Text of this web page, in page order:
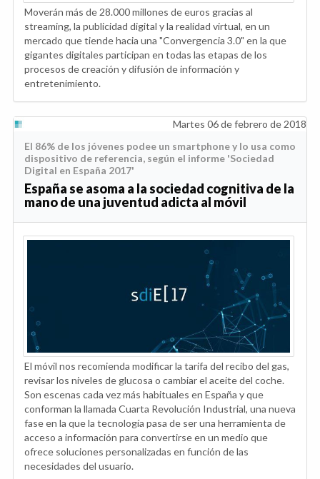
Moverán más de 28.000 millones de euros gracias al
streaming, la publicidad digital y la realidad virtual, en un
mercado que tiende hacia una "Convergencia 3.0" en la que
gigantes digitales participan en todas las etapas de los
procesos de creación y difusión de información y
entretenimiento.
Martes 06 de febrero de 2018
El 86% de los jóvenes podee un smartphone y lo usa como
dispositivo de referencia, según el informe 'Sociedad
Digital en España 2017'
España se asoma a la sociedad cognitiva de la
mano de una juventud adicta al móvil
El móvil nos recomienda modificar la tarifa del recibo del gas,
revisar los niveles de glucosa o cambiar el aceite del coche.
Son escenas cada vez más habituales en España y que
conforman la llamada Cuarta Revolución Industrial, una nueva
fase en la que la tecnología pasa de ser una herramienta de
acceso a información para convertirse en un medio que
ofrece soluciones personalizadas en función de las
necesidades del usuario.